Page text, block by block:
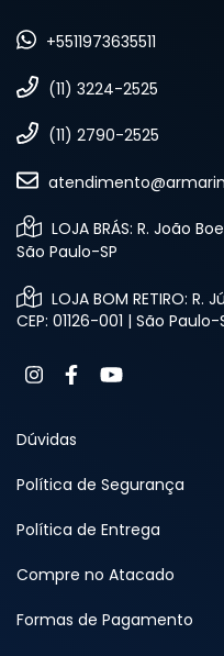
+5511973635511
(11) 3224-2525
(11) 2790-2525
LOJA BRÁS: R. João
São Paulo-SP
LOJA BOM RETIRO:
CEP: 01126-001 | São Paulo-
Dúvidas
Política de Segurança
Política de Entrega
Compre no Atacado
Formas de Pagamento